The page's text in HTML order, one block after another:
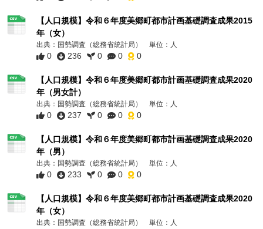
【人口規模】令和６年度美郷町都市計画基礎調査成果2015
年（女）
出典：国勢調査（総務省統計局） 単位：人
0 236 0 0 0
【人口規模】令和６年度美郷町都市計画基礎調査成果2020
年（男女計）
出典：国勢調査（総務省統計局） 単位：人
0 237 0 0 0
【人口規模】令和６年度美郷町都市計画基礎調査成果2020
年（男）
出典：国勢調査（総務省統計局） 単位：人
0 233 0 0 0
【人口規模】令和６年度美郷町都市計画基礎調査成果2020
年（女）
出典：国勢調査（総務省統計局） 単位：人